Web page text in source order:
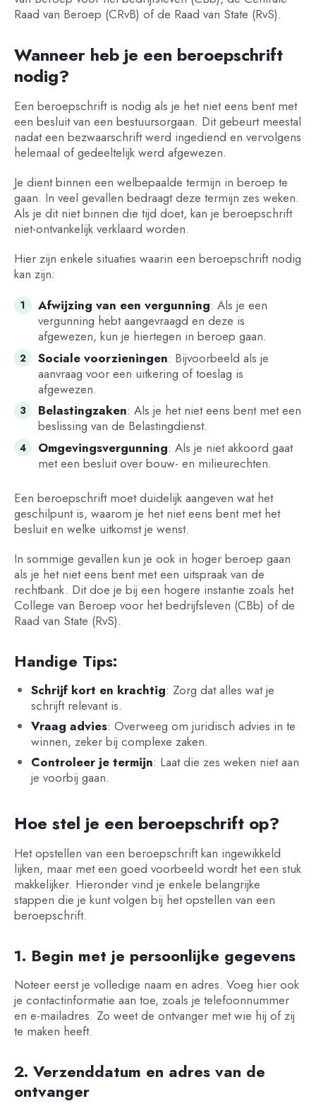
Raad van Beroep (CRvB) of de Raad van State (RvS).
Wanneer heb je een beroepschrift
nodig?
Een beroepschrift is nodig als je het niet eens bent met
een besluit van een bestuursorgaan. Dit gebeurt meestal
nadat een bezwaarschrift werd ingediend en vervolgens
helemaal of gedeeltelijk werd afgewezen.
Je dient binnen een welbepaalde termijn in beroep te
gaan. In veel gevallen bedraagt deze termijn zes weken.
Als je dit niet binnen die tijd doet, kan je beroepschrift
niet-ontvankelijk verklaard worden.
Hier zijn enkele situaties waarin een beroepschrift nodig
kan zijn:
Afwijzing van een vergunning: Als je een
vergunning hebt aangevraagd en deze is
afgewezen, kun je hiertegen in beroep gaan.
Sociale voorzieningen: Bijvoorbeeld als je
aanvraag voor een uitkering of toeslag is
afgewezen.
Belastingzaken: Als je het niet eens bent met een
beslissing van de Belastingdienst.
Omgevingsvergunning: Als je niet akkoord gaat
met een besluit over bouw- en milieurechten.
Een beroepschrift moet duidelijk aangeven wat het
geschilpunt is, waarom je het niet eens bent met het
besluit en welke uitkomst je wenst.
In sommige gevallen kun je ook in hoger beroep gaan
als je het niet eens bent met een uitspraak van de
rechtbank. Dit doe je bij een hogere instantie zoals het
College van Beroep voor het bedrijfsleven (CBb) of de
Raad van State (RvS).
Handige Tips:
Schrijf kort en krachtig: Zorg dat alles wat je
schrijft relevant is.
Vraag advies: Overweeg om juridisch advies in te
winnen, zeker bij complexe zaken.
Controleer je termijn: Laat die zes weken niet aan
je voorbij gaan.
Hoe stel je een beroepschrift op?
Het opstellen van een beroepschrift kan ingewikkeld
lijken, maar met een goed voorbeeld wordt het een stuk
makkelijker. Hieronder vind je enkele belangrijke
stappen die je kunt volgen bij het opstellen van een
beroepschrift.
1. Begin met je persoonlijke gegevens
Noteer eerst je volledige naam en adres. Voeg hier ook
je contactinformatie aan toe, zoals je telefoonnummer
en e-mailadres. Zo weet de ontvanger met wie hij of zij
te maken heeft.
2. Verzenddatum en adres van de
ontvanger